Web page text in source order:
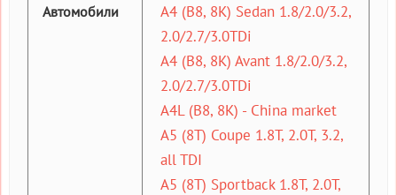
Автомобили
A4 (B8, 8K) Sedan 1.8/2.0/3.2,
2.0/2.7/3.0TDi
A4 (B8, 8K) Avant 1.8/2.0/3.2,
2.0/2.7/3.0TDi
A4L (B8, 8K) - China market
A5 (8T) Coupe 1.8T, 2.0T, 3.2,
all TDI
A5 (8T) Sportback 1.8T, 2.0T,